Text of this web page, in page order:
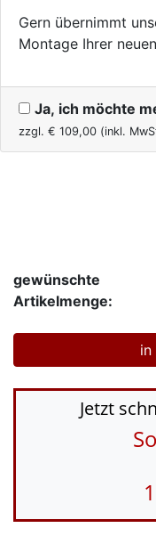
Gern übernimmt
Montage Ihrer
Ja, ich möchte
zzgl. € 109,00 (inkl.
gewünschte
Artikelmenge:
Jetzt